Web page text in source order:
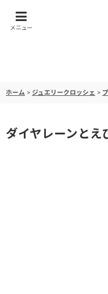
メニュー
ホーム > ジュエリークロッシェ >
ダイヤレーンとえ